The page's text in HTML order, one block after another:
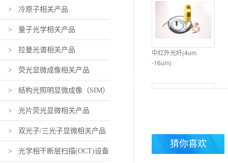
> 冷原子相关产品
> 量子光学相关产品
> 拉曼光谱相关产品
> 荧光显微成像相关产品
> 结构光照明显微成像（SIM）
相关产品
> 光片荧光显微相关产品
> 双光子/三光子显微相关产品
> 光学相干断层扫描(OCT)设备
中红外光纤(4um
-16um)
中红外飞秒脉冲整形器
猜你喜欢